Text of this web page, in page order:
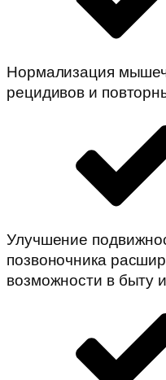
Нормализация
рецидивов и
Улучшение
позвоночника
возможности в быту